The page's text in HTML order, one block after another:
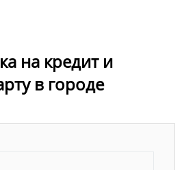
на кредит и
в городе